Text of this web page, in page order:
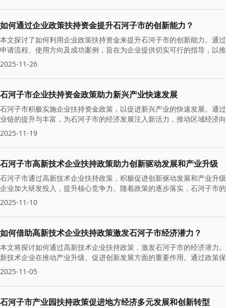
如何通过企业政策扶持资金提升石河子市的创新能力？
本文探讨了如何利用企业政策扶持资金来提升石河子市的创新能力。通
申请流程、使用方向及成功案例，旨在为企业提供切实可行的指导，以
2025-11-26
石河子市企业扶持资金政策助力新兴产业快速发展
石河子市积极实施企业扶持资金政策，以促进新兴产业的快速发展。通
业链的提升与丰富，为石河子市的经济发展注入新活力，推动区域经济
2025-11-19
石河子市高新技术企业扶持政策助力创新驱动发展和产业升级
石河子市通过高新技术企业扶持政策，积极促进创新驱动发展和产业升
企业加大研发投入，提升核心竞争力。随着政策的逐步落实，石河子市
2025-11-10
如何借助高新技术企业扶持政策激发石河子市经济潜力？
本文将探讨如何通过高新技术企业扶持政策，激发石河子市的经济潜力
新技术企业在推动产业升级、促进创新发展方面的重要作用。通过政策
2025-11-05
石河子市产业园扶持政策促进地方经济多元发展和创新转型